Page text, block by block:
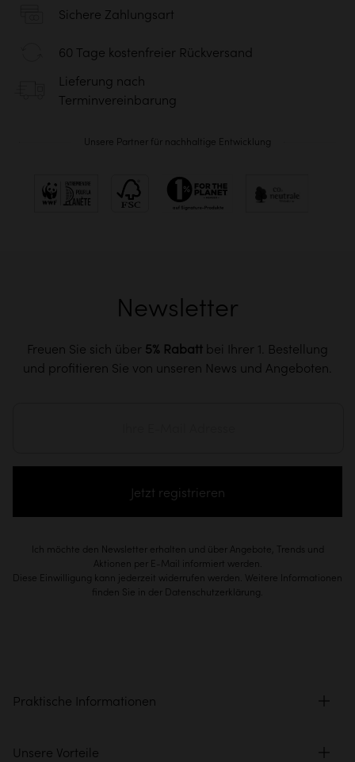
Sichere Zahlungsart
60 Tage kostenfreier Rückversand
Lieferung nach
Terminvereinbarung
Unsere Partner für nachhaltige Entwicklung
Newsletter
Freuen Sie sich über 5% Rabatt bei Ihrer 1. Bestellung
und profitieren Sie von unseren News und Angeboten.
Jetzt registrieren
Ich möchte den Newsletter erhalten und über Angebote, Trends und
Aktionen per E-Mail informiert werden.
Diese Einwilligung kann jederzeit widerrufen werden. Weitere Informationen
finden Sie in der Datenschutzerklärung.
Praktische Informationen
Unsere Vorteile